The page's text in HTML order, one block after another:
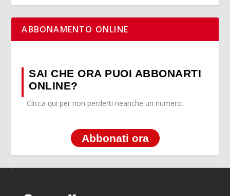
ABBONAMENTO ONLINE
SAI CHE ORA PUOI ABBONARTI
ONLINE?
Clicca qui per non perderti neanche un numero.
Abbonati ora